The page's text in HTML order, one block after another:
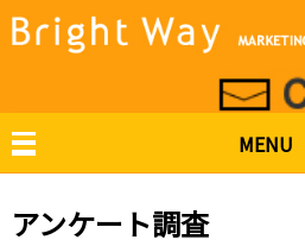
MENU
アンケート調査